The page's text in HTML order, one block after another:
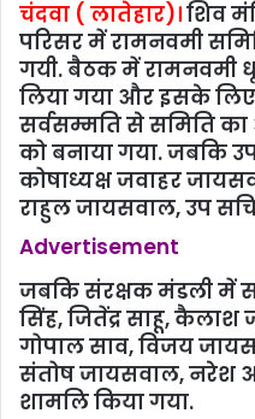
चंदवा ( लातेहार)।शिव
परिसर में रामनवमी
गयी. बैठक में रामनवमी
लिया गया और इसके
सर्वसम्मति से समिति
को बनाया गया. जबकि
कोषाध्यक्ष जवाहर
राहुल जायसवाल, उप
Advertisement
जबकि संरक्षक मंडली में
सिंह, जितेंद्र साहू,
गोपाल साव, विजय
संतोष जायसवाल, नरेश
शामलि किया गया.